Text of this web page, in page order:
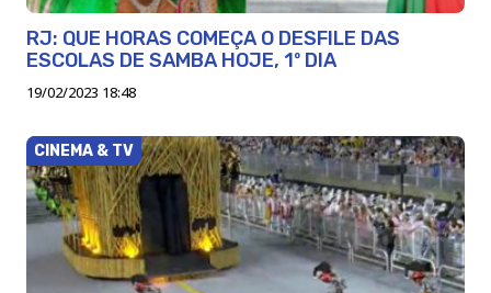
RJ: QUE HORAS COMEÇA O DESFILE DAS
ESCOLAS DE SAMBA HOJE, 1º DIA
19/02/2023 18:48
CINEMA & TV